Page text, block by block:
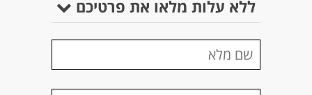
ללא עלות מלאו את פרטיכם